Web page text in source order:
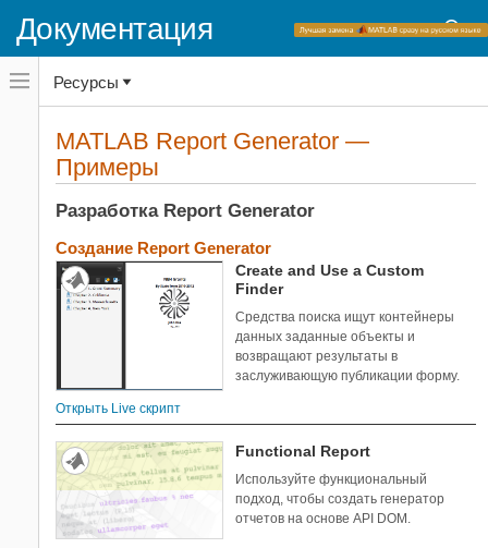
Документация
Переключатель
навигационного
меню
переключатель
навигационного
Примеры
HDL Verifier
Image Processing Toolbox
Lidar Toolbox
LTE Toolbox
MATLAB Report Generator
37
Разработка Report Generator
2
Разработка генератора
представления
36
Примеры задачи MATLAB
Model Predictive Control Toolbox
Model-Based Calibration Toolbox
Motor Control Blockset
Navigation Toolbox
OPC Toolbox
Optimization Toolbox
Ресурсы
MATLAB Report Generator —
Примеры
Разработка Report Generator
Создание Report Generator
Create and Use a Custom
Finder
Средства поиска ищут контейнеры
данных заданные объекты и
возвращают результаты в
заслуживающую публикации форму.
Открыть Live скрипт
Functional Report
Используйте функциональный
подход, чтобы создать генератор
отчетов на основе API DOM.